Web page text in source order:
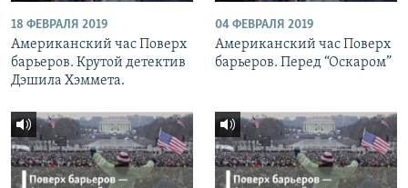
18 ФЕВРАЛЯ 2019
Американский час Поверх
барьеров. Крутой детектив
Дэшила Хэммета.
04 ФЕВРАЛЯ 2019
Американский час Поверх
барьеров. Перед “Оскаром”